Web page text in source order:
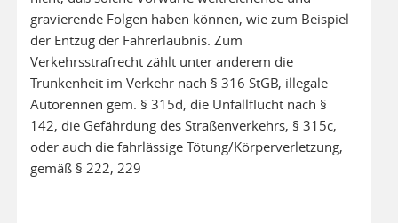
gravierende Folgen haben können, wie zum Beispiel
der Entzug der Fahrerlaubnis. Zum
Verkehrsstrafrecht zählt unter anderem die
Trunkenheit im Verkehr nach § 316 StGB, illegale
Autorennen gem. § 315d, die Unfallflucht nach §
142, die Gefährdung des Straßenverkehrs, § 315c,
oder auch die fahrlässige Tötung/Körperverletzung,
gemäß § 222, 229